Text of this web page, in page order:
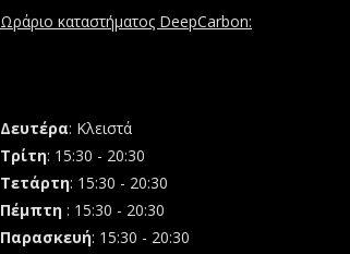
Ωράριο καταστήματος DeepCarbon:
Δευτέρα: Κλειστά
Τρίτη: 15:30 - 20:30
Τετάρτη: 15:30 - 20:30
Πέμπτη : 15:30 - 20:30
Παρασκευή: 15:30 - 20:30